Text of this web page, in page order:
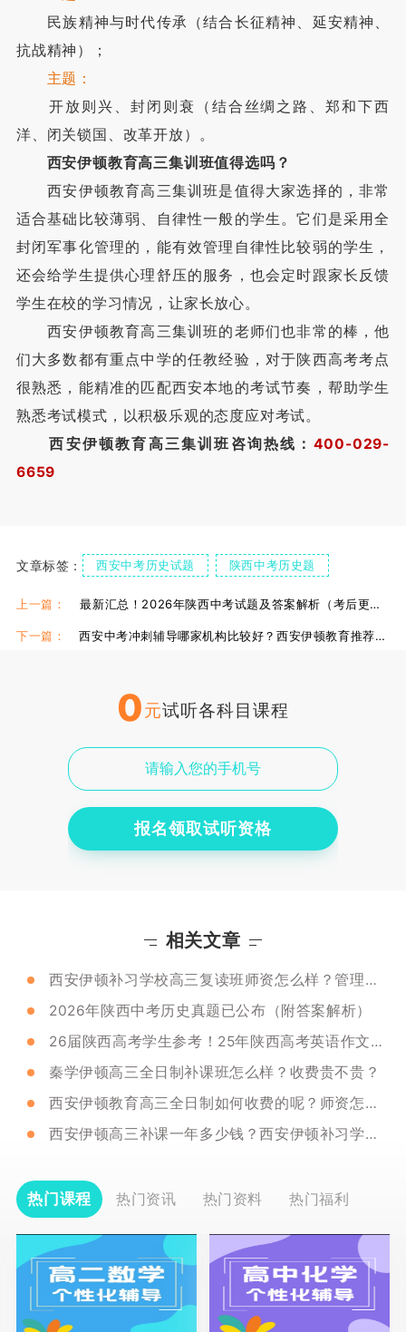
民族精神与时代传承（结合长征精神、延安精神、
抗战精神）；
主题：
开放则兴、封闭则衰（结合丝绸之路、郑和下西
洋、闭关锁国、改革开放）。
西安伊顿教育高三集训班值得选吗？
西安伊顿教育高三集训班是值得大家选择的，非常
适合基础比较薄弱、自律性一般的学生。它们是采用全
封闭军事化管理的，能有效管理自律性比较弱的学生，
还会给学生提供心理舒压的服务，也会定时跟家长反馈
学生在校的学习情况，让家长放心。
西安伊顿教育高三集训班的老师们也非常的棒，他
们大多数都有重点中学的任教经验，对于陕西高考考点
很熟悉，能精准的匹配西安本地的考试节奏，帮助学生
熟悉考试模式，以积极乐观的态度应对考试。
西安伊顿教育高三集训班咨询热线： 400-029-
6659
文章标签： 西安中考历史试题 陕西中考历史题
西安伊顿高三全日制
上一篇： 最新汇总！2026年陕西中考试题及答案解析（考后更新）
下一篇： 西安中考冲刺辅导哪家机构比较好？西安伊顿教育推荐吗？
0元试听各科目课程
报名领取试听资格
相关文章
西安伊顿补习学校高三复读班师资怎么样？管理严格吗？
2026年陕西中考历史真题已公布（附答案解析）
26届陕西高考学生参考！25年陕西高考英语作文题目是啥？
秦学伊顿高三全日制补课班怎么样？收费贵不贵？
西安伊顿教育高三全日制如何收费的呢？师资怎么样呢？
西安伊顿高三补课一年多少钱？西安伊顿补习学校有啥优点？
热门课程 热门资讯 热门资料 热门福利